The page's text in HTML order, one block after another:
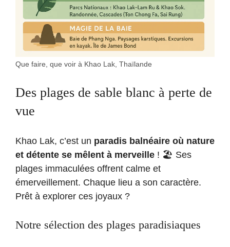
Que faire, que voir à Khao Lak, Thaïlande
Des plages de sable blanc à perte de
vue
Khao Lak, c’est un paradis balnéaire où nature
et détente se mêlent à merveille ! 🏖️ Ses
plages immaculées offrent calme et
émerveillement. Chaque lieu a son caractère.
Prêt à explorer ces joyaux ?
Notre sélection des plages paradisiaques